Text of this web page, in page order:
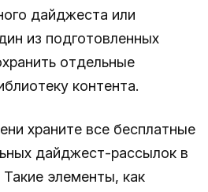
дайджеста или
из подготовленных
отдельные
контента.
храните все бесплатные
дайджест-рассылок в
элементы, как